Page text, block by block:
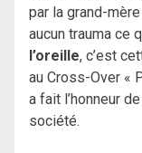
par la grand-
aucun trauma ce
l’oreille, c’est
au Cross-Over «
a fait l’honneur
société.